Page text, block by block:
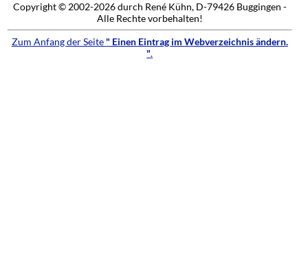
Copyright © 2002-2026 durch René Kühn, D-79426 Buggingen -
Alle Rechte vorbehalten!
Zum Anfang der Seite " Einen Eintrag im Webverzeichnis ändern.
".